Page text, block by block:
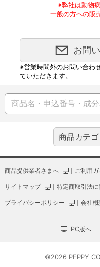
※弊社は動物
一般の方への販
お問
※営業時間外のお問い合わ
ていただきます。
商品カテ
商品提供業者さまへ ｜ ご利用
サイトマップ ｜ 特定商取引法
プライバシーポリシー ｜ 会社
PC版へ
©2026 PEPPY